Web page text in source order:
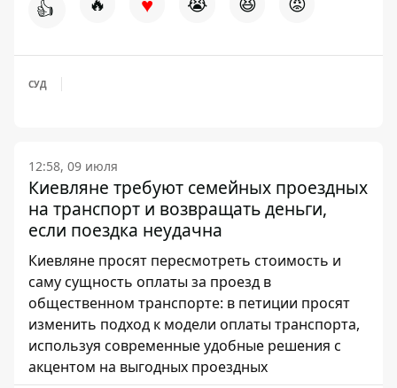
👍
СУД
12:58, 09 июля
Киевляне требуют семейных проездных
на транспорт и возвращать деньги,
если поездка неудачна
Киевляне просят пересмотреть стоимость и
саму сущность оплаты за проезд в
общественном транспорте: в петиции просят
изменить подход к модели оплаты транспорта,
используя современные удобные решения с
акцентом на выгодных проездных